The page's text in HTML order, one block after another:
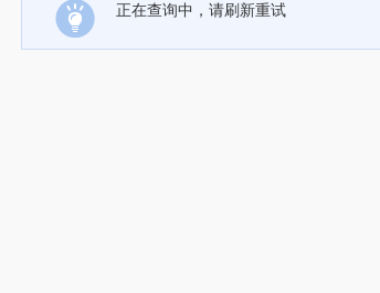
正在查询中，请刷新重试